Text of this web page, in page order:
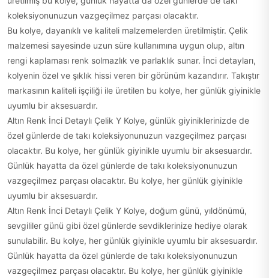
koleksiyonunuzun vazgeçilmez parçası olacaktır.
Bu kolye, dayanıklı ve kaliteli malzemelerden üretilmiştir. Çelik
malzemesi sayesinde uzun süre kullanımına uygun olup, altın
rengi kaplaması renk solmazlık ve parlaklık sunar. İnci detayları,
kolyenin özel ve şıklık hissi veren bir görünüm kazandırır. Takıştır
markasının kaliteli işçiliği ile üretilen bu kolye, her günlük giyinikle
uyumlu bir aksesuardır.
Altın Renk İnci Detaylı Çelik Y Kolye, günlük giyiniklerinizde de
özel günlerde de takı koleksiyonunuzun vazgeçilmez parçası
olacaktır. Bu kolye, her günlük giyinikle uyumlu bir aksesuardır.
Günlük hayatta da özel günlerde de takı koleksiyonunuzun
vazgeçilmez parçası olacaktır. Bu kolye, her günlük giyinikle
uyumlu bir aksesuardır.
Altın Renk İnci Detaylı Çelik Y Kolye, doğum günü, yıldönümü,
sevgililer günü gibi özel günlerde sevdiklerinize hediye olarak
sunulabilir. Bu kolye, her günlük giyinikle uyumlu bir aksesuardır.
Günlük hayatta da özel günlerde de takı koleksiyonunuzun
vazgeçilmez parçası olacaktır. Bu kolye, her günlük giyinikle